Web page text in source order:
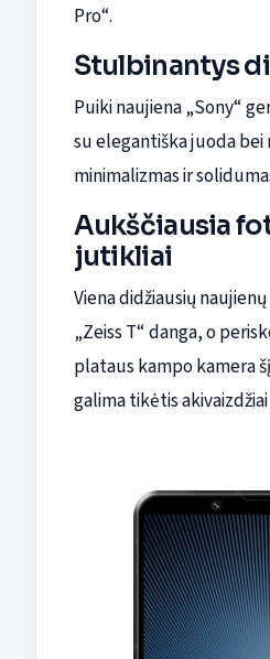
Pro“.
Stulbinantys
Puiki naujiena „Sony“
su elegantiška juoda bei
minimalizmas ir
Aukščiausia
jutikliai
Viena didžiausių
„Zeiss T“ danga, o
plataus kampo kamera
galima tikėtis